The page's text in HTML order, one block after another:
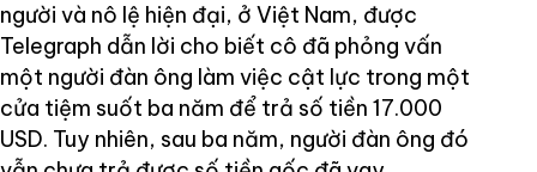
người và nô lệ hiện đại, ở Việt Nam, được
Telegraph dẫn lời cho biết cô đã phỏng vấn
một người đàn ông làm việc cật lực trong một
cửa tiệm suốt ba năm để trả số tiền 17.000
USD. Tuy nhiên, sau ba năm, người đàn ông đó